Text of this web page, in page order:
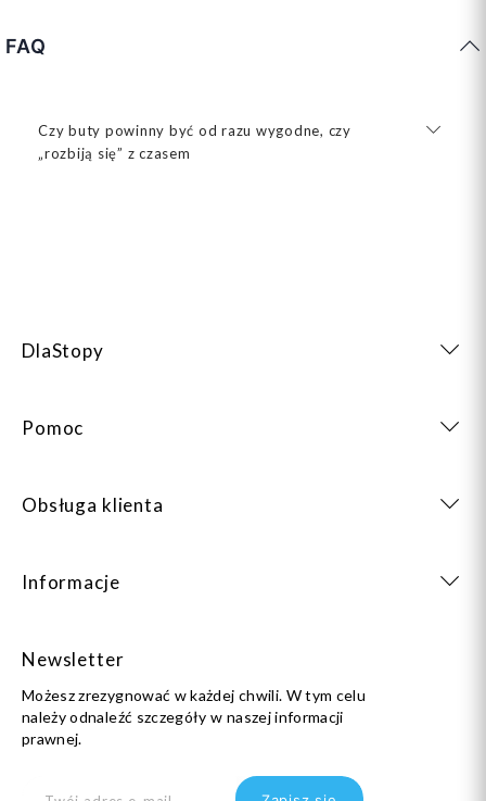
FAQ
Czy buty powinny być od razu wygodne, czy
„rozbiją się” z czasem
DlaStopy
Pomoc
Obsługa klienta
Informacje
Newsletter
Możesz zrezygnować w każdej chwili. W tym celu
należy odnaleźć szczegóły w naszej informacji
prawnej.